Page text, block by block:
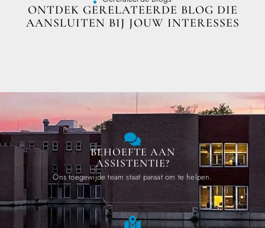
ONTDEK GERELATEERDE BLOG DIE
AANSLUITEN BIJ JOUW INTERESSES
BEHOEFTE AAN
ASSISTENTIE?
Ons toegewijde team staat paraat om te helpen.